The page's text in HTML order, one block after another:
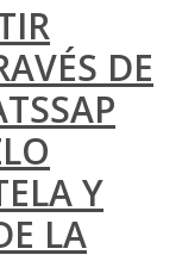
DE
Y
LA